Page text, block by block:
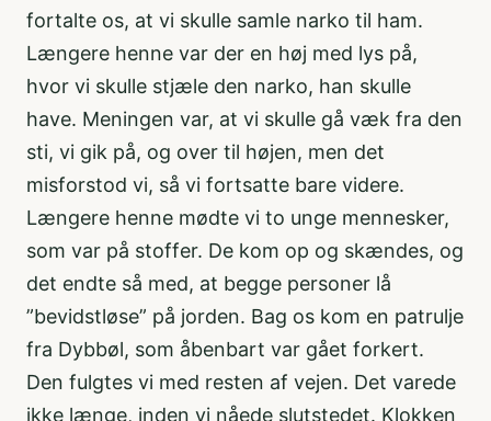
fortalte os, at vi skulle samle narko til ham.
Længere henne var der en høj med lys på,
hvor vi skulle stjæle den narko, han skulle
have. Meningen var, at vi skulle gå væk fra den
sti, vi gik på, og over til højen, men det
misforstod vi, så vi fortsatte bare videre.
Længere henne mødte vi to unge mennesker,
som var på stoffer. De kom op og skændes, og
det endte så med, at begge personer lå
”bevidstløse” på jorden. Bag os kom en patrulje
fra Dybbøl, som åbenbart var gået forkert.
Den fulgtes vi med resten af vejen. Det varede
ikke længe, inden vi nåede slutstedet. Klokken